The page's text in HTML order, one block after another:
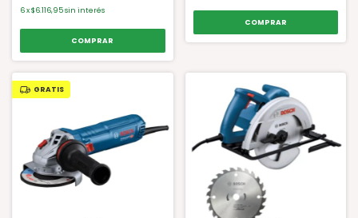
6x$6.116,95sin interés
GRATIS